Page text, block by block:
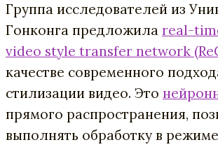
Группа исследователей из
Гонконга предложила real-
video style transfer network
качестве современного
стилизации видео. Это
прямого распространения,
выполнять обработку в